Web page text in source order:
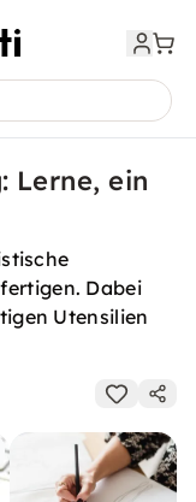
Lerne, ein
Dabei
Utensilien